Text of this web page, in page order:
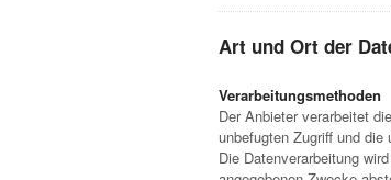
Art und Ort der
Verarbeitungsmethoden
Der Anbieter verarbeitet
unbefugten Zugriff und die
Die Datenverarbeitung